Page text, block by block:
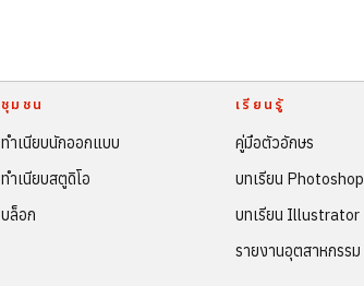
ชุมชน
ทำเนียบนักออกแบบ
ทำเนียบสตูดิโอ
บล็อก
เรียนรู้
คู่มือตัวอักษร
บทเรียน Photoshop
บทเรียน Illustrator
รายงานอุตสาหกรรม